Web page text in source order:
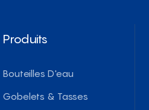
Produits
Bouteilles D'eau
Gobelets & Tasses